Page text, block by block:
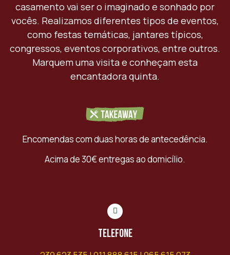
casamento vai ser o imaginado e sonhado por
vocês. Realizamos diferentes tipos de eventos,
como festas temáticas, jantares típicos,
congressos, eventos corporativos, entre outros.
Marquem uma visita e conheçam esta
encantadora quinta.
Encomendas com duas horas de antecedência.
Acima de 30€ entregas ao domicílio.
Telefone